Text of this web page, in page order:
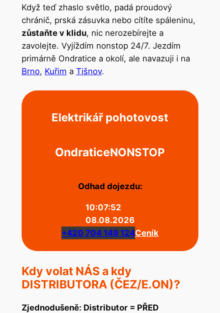
Když teď zhaslo světlo, padá proudový
chránič, prská zásuvka nebo cítíte spáleninu,
zůstaňte v klidu, nic nerozebírejte a
zavolejte. Vyjíždím nonstop 24/7. Jezdím
primárně Ondratice a okolí, ale navazuji i na
Brno, Kuřim a Tišnov.
Elektrikář pohotovost
OndraticeNONSTOP
Odhad dojezdu:
10:07:52
08.08.2026
+420 704 149 124Ceník
Kdy volat NÁS a kdy
DISTRIBUTORA (ČEZ/E.ON)?
Zjednodušeně: Distributor = PŘED